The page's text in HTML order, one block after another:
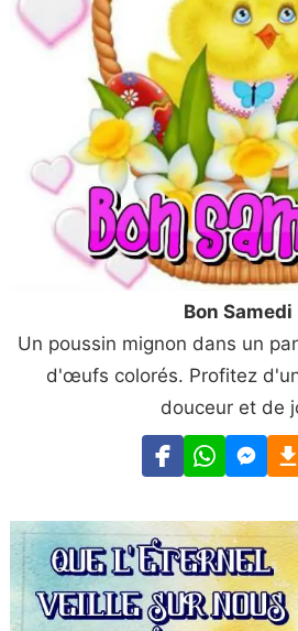
Bon Samedi
Un poussin mignon dans un
d'œufs colorés. Profitez
douceur et de